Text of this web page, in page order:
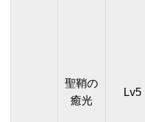
聖鞘の
癒光
Lv5